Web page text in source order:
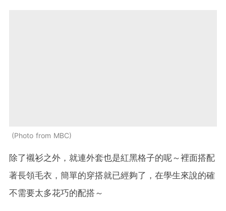
Photo from MBC
除了襯衫之外，就連外套也是紅黑格子的呢～裡面搭配
著長領毛衣，簡單的穿搭就已經夠了，在學生來說的確
不需要太多花巧的配搭～